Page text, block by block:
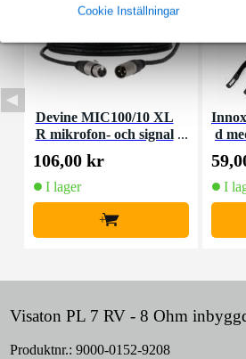
Cookie Inställningar
Devine MIC100/10 XL
R mikrofon- och signal
kabel 10 meter
106,00 kr
I lager
+
d
I
Visaton PL 7 RV - 8 Ohm
Produktnr.: 9000-0152-9208